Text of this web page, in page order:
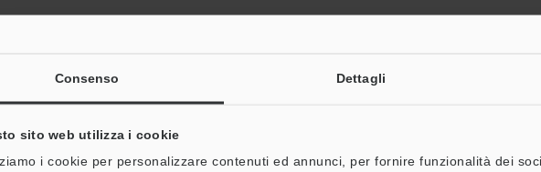
Consenso Dettagli
sito web utilizza i cookie
i cookie per personalizzare contenuti ed annunci, per fornire funzionalità dei